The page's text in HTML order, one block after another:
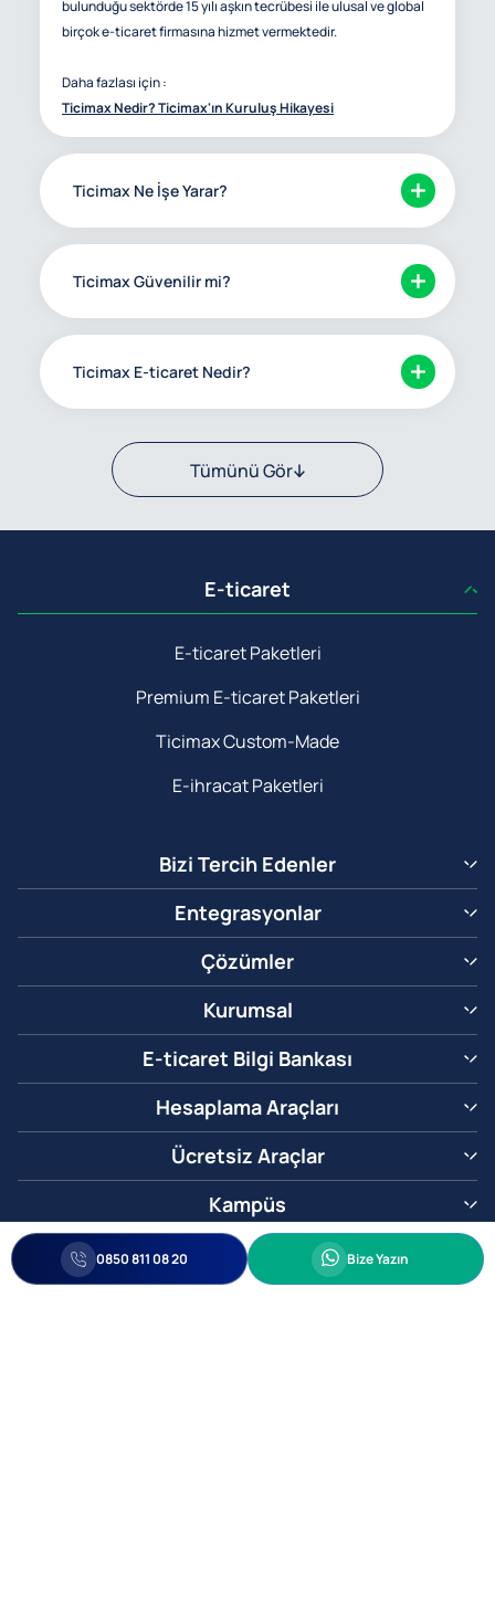
bulunduğu sektörde 15 yılı aşkın tecrübesi ile ulusal ve global
birçok e-ticaret firmasına hizmet vermektedir.
Daha fazlası için :
Ticimax Nedir? Ticimax'ın Kuruluş Hikayesi
Ticimax Ne İşe Yarar?
Ticimax Güvenilir mi?
Ticimax E-ticaret Nedir?
Tümünü Gör
E-ticaret
E-ticaret Paketleri
Premium E-ticaret Paketleri
Ticimax Custom-Made
E-ihracat Paketleri
Bizi Tercih Edenler
Entegrasyonlar
Çözümler
Kurumsal
E-ticaret Bilgi Bankası
Hesaplama Araçları
Ücretsiz Araçlar
Kampüs
0850 811 08 20 Whatsapp
Bize Yazın
0850 811 08 20